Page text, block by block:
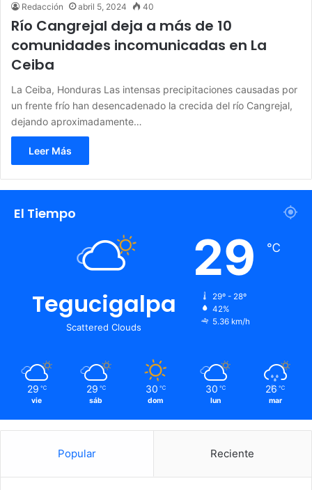
Redacción abril 5, 2024 40
Río Cangrejal deja a más de 10
comunidades incomunicadas en La
Ceiba
La Ceiba, Honduras Las intensas precipitaciones causadas por
un frente frío han desencadenado la crecida del río Cangrejal,
dejando aproximadamente…
Leer Más
El Tiempo
Tegucigalpa
Scattered Clouds
29 ℃
29º - 28º
42%
5.36 km/h
29 ℃
vie
29 ℃
sáb
30 ℃
dom
30 ℃
lun
26 ℃
mar
Popular Reciente